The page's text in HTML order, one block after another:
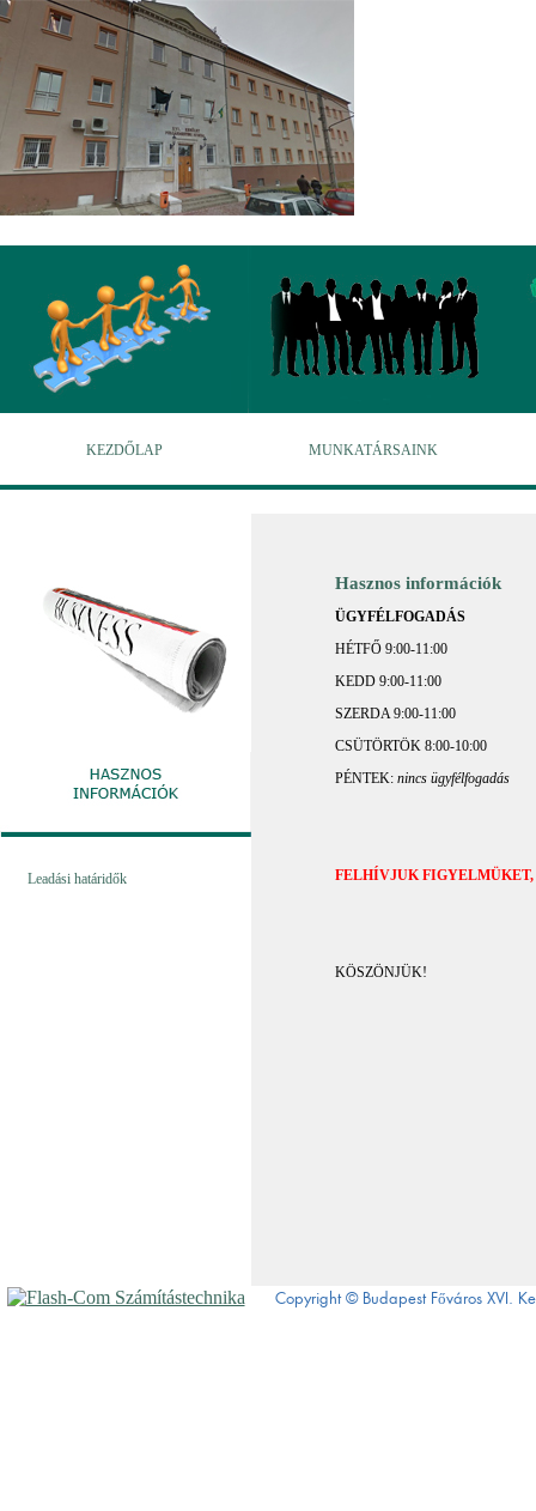
KEZDŐLAP MUNKATÁRSAINK
Leadási határidők
Hasznos információk
ÜGYFÉLFOGADÁS
HÉTFŐ 9:00-11:00
KEDD 9:00-11:00
SZERDA 9:00-11:00
CSÜTÖRTÖK 8:00-10:00
PÉNTEK: nincs ügyfélfogadás
FELHÍVJUK
KÖSZÖNJÜK!
Copyright © Budapest Főváros